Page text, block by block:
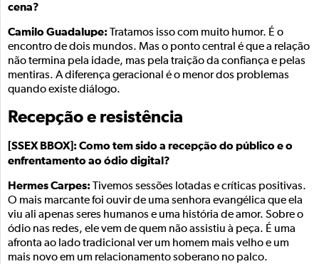
cena?
Camilo Guadalupe: Tratamos isso com muito humor. É o
encontro de dois mundos. Mas o ponto central é que a relação
não termina pela idade, mas pela traição da confiança e pelas
mentiras. A diferença geracional é o menor dos problemas
quando existe diálogo.
Recepção e resistência
[SSEX BBOX]: Como tem sido a recepção do público e o
enfrentamento ao ódio digital?
Hermes Carpes: Tivemos sessões lotadas e críticas positivas.
O mais marcante foi ouvir de uma senhora evangélica que ela
viu ali apenas seres humanos e uma história de amor. Sobre o
ódio nas redes, ele vem de quem não assistiu à peça. É uma
afronta ao lado tradicional ver um homem mais velho e um
mais novo em um relacionamento soberano no palco.